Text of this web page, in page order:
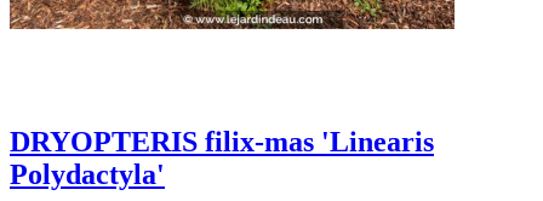
DRYOPTERIS filix-mas 'Linearis
Polydactyla'